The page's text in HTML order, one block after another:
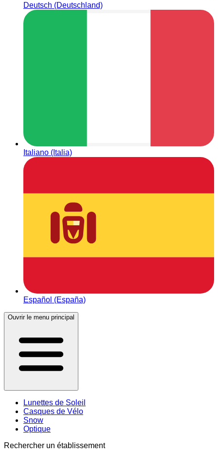
Deutsch (Deutschland)
Italiano (Italia)
Español (España)
Ouvrir le menu principal
Lunettes de Soleil
Casques de Vélo
Snow
Optique
Rechercher un établissement